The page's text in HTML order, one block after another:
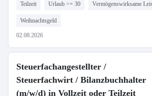
Teilzeit Urlaub >= 30 Vermögenswirksame
Weihnachtsgeld
02.08.2026
Steuerfachangestellter /
Steuerfachwirt / Bilanzbuchhalter
(m/w/d) in Vollzeit oder Teilzeit